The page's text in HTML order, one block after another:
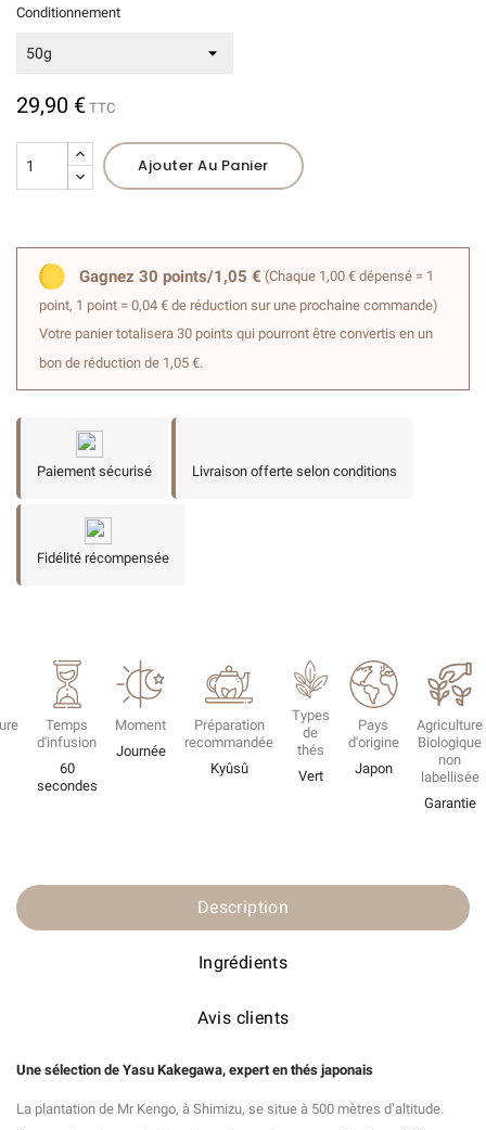
(3 avis)
Conditionnement
29,90 € TTC
Ajouter Au Panier
Gagnez 30 points/1,05 € (Chaque 1,00 € dépensé = 1
point, 1 point = 0,04 € de réduction sur une prochaine commande)
Votre panier totalisera 30 points qui pourront être convertis en un
bon de réduction de 1,05 €.
Paiement sécurisé Livraison offerte selon conditions
Fidélité récompensée
Temps
d'infusion
60
secondes
Moment
Journée
Préparation
recommandée
Kyûsû
Types
de
thés
Vert
Pays
d'origine
Japon
Agriculture
Biologique
non
labellisée
Garantie
Description
Ingrédients
Avis clients
Une sélection de Yasu Kakegawa, expert en thés japonais
La plantation de Mr Kengo, à Shimizu, se situe à 500 mètres d’altitude.